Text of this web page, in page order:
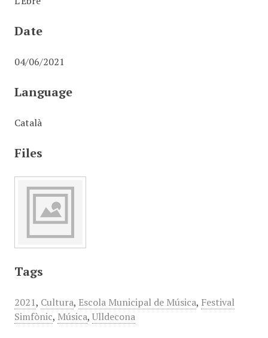
Date
04/06/2021
Language
Català
Files
Tags
2021, Cultura, Escola Municipal de Música, Festival
Simfònic, Música, Ulldecona